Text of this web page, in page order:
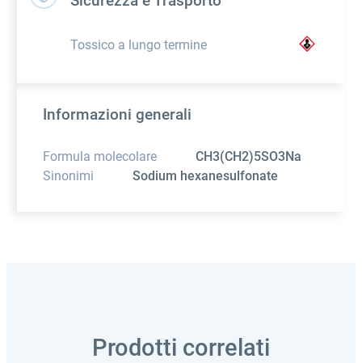
Tossico a lungo termine
Informazioni generali
Formula molecolare
CH3(CH2)5SO3Na
Sinonimi
Sodium hexanesulfonate
Prodotti correlati